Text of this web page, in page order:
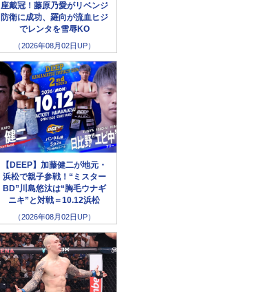
座戴冠！藤原乃愛がリベンジ
防衛に成功、羅向が流血ヒジ
でレンタを雪辱KO
（2026年08月02日UP）
【DEEP】加藤健二が地元・
浜松で親子参戦！“ミスター
BD”川島悠汰は“胸毛ウナギ
ニキ”と対戦＝10.12浜松
（2026年08月02日UP）